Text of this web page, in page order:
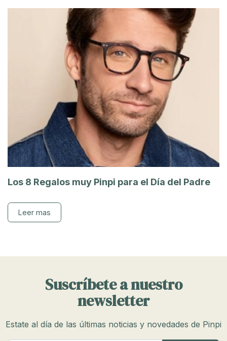
Los 8 Regalos muy Pinpi para el Día del Padre
Leer mas
Suscríbete a nuestro
newsletter
Estate al día de las últimas noticias y novedades de Pinpi